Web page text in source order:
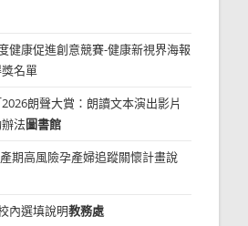
健康促進創意競賽-健康新視界海報
名單
朗聲大賞：朗讀文本演出影片
法圖書館
期高風險孕產婦追蹤關懷計畫說
內選填說明教務處